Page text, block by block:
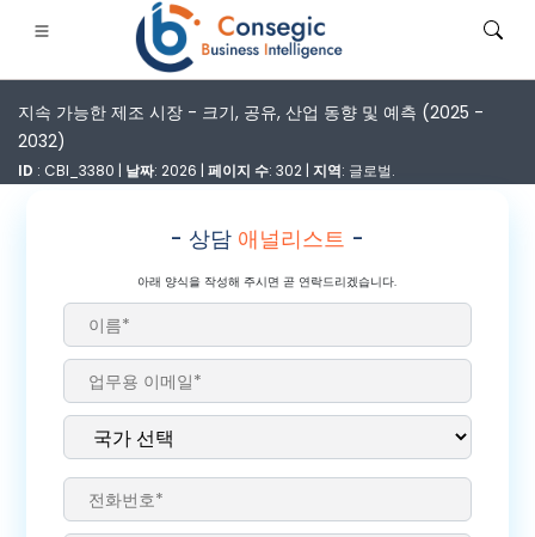
• 소비재 • 에너지 및 전력
• 사례 연구
지속 가능한 제조 시장 - 크기, 공유, 산업 동향 및 예측 (2025 -
2032)
ID : CBI_3380 | 날짜: 2026 | 페이지 수: 302 | 지역: 글로벌.
- 상담 애널리스트 -
아래 양식을 작성해 주시면 곧 연락드리겠습니다.